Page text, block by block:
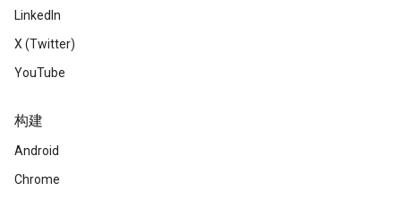
LinkedIn
X (Twitter)
YouTube
构建
Android
Chrome